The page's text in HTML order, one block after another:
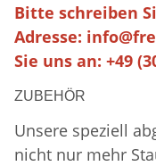
Bitte schreiben
Adresse:
Sie uns an: +49
ZUBEHÖR
Unsere speziell
nicht nur mehr